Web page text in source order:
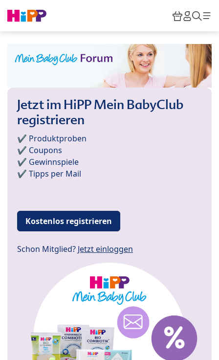
HiPP
Jetzt im HiPP Mein BabyClub
registrieren
✔️ Produktproben
✔️ Coupons
✔️ Gewinnspiele
✔️ Tipps per Mail
Kostenlos registrieren
Schon Mitglied? Jetzt einloggen